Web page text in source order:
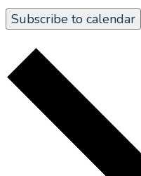
Subscribe to calendar